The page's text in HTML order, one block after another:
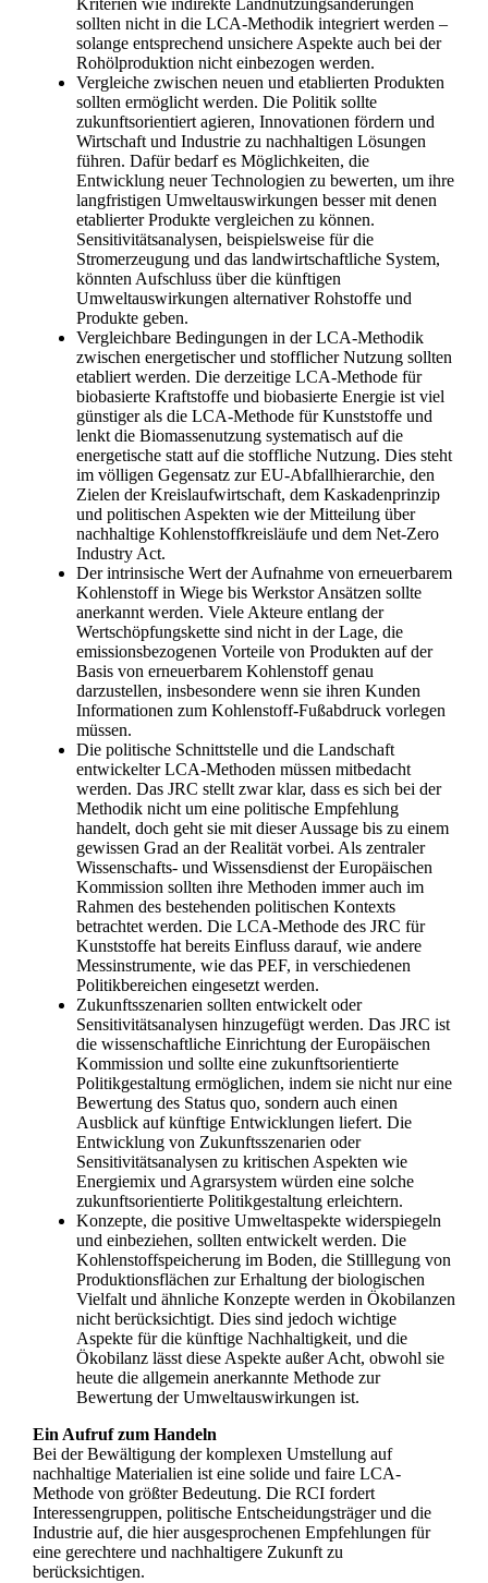
Kriterien wie indirekte Landnutzungsänderungen
sollten nicht in die LCA-Methodik integriert werden –
solange entsprechend unsichere Aspekte auch bei der
Rohölproduktion nicht einbezogen werden.
Vergleiche zwischen neuen und etablierten Produkten
sollten ermöglicht werden. Die Politik sollte
zukunftsorientiert agieren, Innovationen fördern und
Wirtschaft und Industrie zu nachhaltigen Lösungen
führen. Dafür bedarf es Möglichkeiten, die
Entwicklung neuer Technologien zu bewerten, um ihre
langfristigen Umweltauswirkungen besser mit denen
etablierter Produkte vergleichen zu können.
Sensitivitätsanalysen, beispielsweise für die
Stromerzeugung und das landwirtschaftliche System,
könnten Aufschluss über die künftigen
Umweltauswirkungen alternativer Rohstoffe und
Produkte geben.
Vergleichbare Bedingungen in der LCA-Methodik
zwischen energetischer und stofflicher Nutzung sollten
etabliert werden. Die derzeitige LCA-Methode für
biobasierte Kraftstoffe und biobasierte Energie ist viel
günstiger als die LCA-Methode für Kunststoffe und
lenkt die Biomassenutzung systematisch auf die
energetische statt auf die stoffliche Nutzung. Dies steht
im völligen Gegensatz zur EU-Abfallhierarchie, den
Zielen der Kreislaufwirtschaft, dem Kaskadenprinzip
und politischen Aspekten wie der Mitteilung über
nachhaltige Kohlenstoffkreisläufe und dem Net-Zero
Industry Act.
Der intrinsische Wert der Aufnahme von erneuerbarem
Kohlenstoff in Wiege bis Werkstor Ansätzen sollte
anerkannt werden. Viele Akteure entlang der
Wertschöpfungskette sind nicht in der Lage, die
emissionsbezogenen Vorteile von Produkten auf der
Basis von erneuerbarem Kohlenstoff genau
darzustellen, insbesondere wenn sie ihren Kunden
Informationen zum Kohlenstoff-Fußabdruck vorlegen
müssen.
Die politische Schnittstelle und die Landschaft
entwickelter LCA-Methoden müssen mitbedacht
werden. Das JRC stellt zwar klar, dass es sich bei der
Methodik nicht um eine politische Empfehlung
handelt, doch geht sie mit dieser Aussage bis zu einem
gewissen Grad an der Realität vorbei. Als zentraler
Wissenschafts- und Wissensdienst der Europäischen
Kommission sollten ihre Methoden immer auch im
Rahmen des bestehenden politischen Kontexts
betrachtet werden. Die LCA-Methode des JRC für
Kunststoffe hat bereits Einfluss darauf, wie andere
Messinstrumente, wie das PEF, in verschiedenen
Politikbereichen eingesetzt werden.
Zukunftsszenarien sollten entwickelt oder
Sensitivitätsanalysen hinzugefügt werden. Das JRC ist
die wissenschaftliche Einrichtung der Europäischen
Kommission und sollte eine zukunftsorientierte
Politikgestaltung ermöglichen, indem sie nicht nur eine
Bewertung des Status quo, sondern auch einen
Ausblick auf künftige Entwicklungen liefert. Die
Entwicklung von Zukunftsszenarien oder
Sensitivitätsanalysen zu kritischen Aspekten wie
Energiemix und Agrarsystem würden eine solche
zukunftsorientierte Politikgestaltung erleichtern.
Konzepte, die positive Umweltaspekte widerspiegeln
und einbeziehen, sollten entwickelt werden. Die
Kohlenstoffspeicherung im Boden, die Stilllegung von
Produktionsflächen zur Erhaltung der biologischen
Vielfalt und ähnliche Konzepte werden in Ökobilanzen
nicht berücksichtigt. Dies sind jedoch wichtige
Aspekte für die künftige Nachhaltigkeit, und die
Ökobilanz lässt diese Aspekte außer Acht, obwohl sie
heute die allgemein anerkannte Methode zur
Bewertung der Umweltauswirkungen ist.
Ein Aufruf zum Handeln
Bei der Bewältigung der komplexen Umstellung auf
nachhaltige Materialien ist eine solide und faire LCA-
Methode von größter Bedeutung. Die RCI fordert
Interessengruppen, politische Entscheidungsträger und die
Industrie auf, die hier ausgesprochenen Empfehlungen für
eine gerechtere und nachhaltigere Zukunft zu
berücksichtigen.